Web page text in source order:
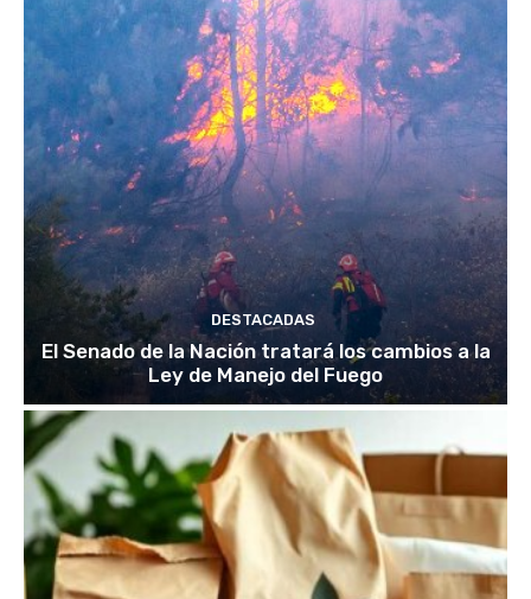
DESTACADAS
El Senado de la Nación tratará los cambios a la
Ley de Manejo del Fuego